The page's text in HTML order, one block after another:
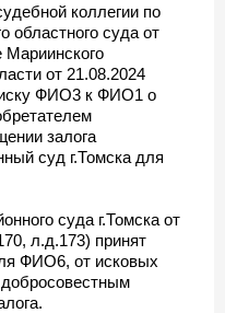
коллегии по
областного суда от
Мариинского
от 21.08.2024
иску ФИО3 к ФИО1 о
залога
суд г.Томска для
суда г.Томска от
л.д.173) принят
ФИО6, от исковых